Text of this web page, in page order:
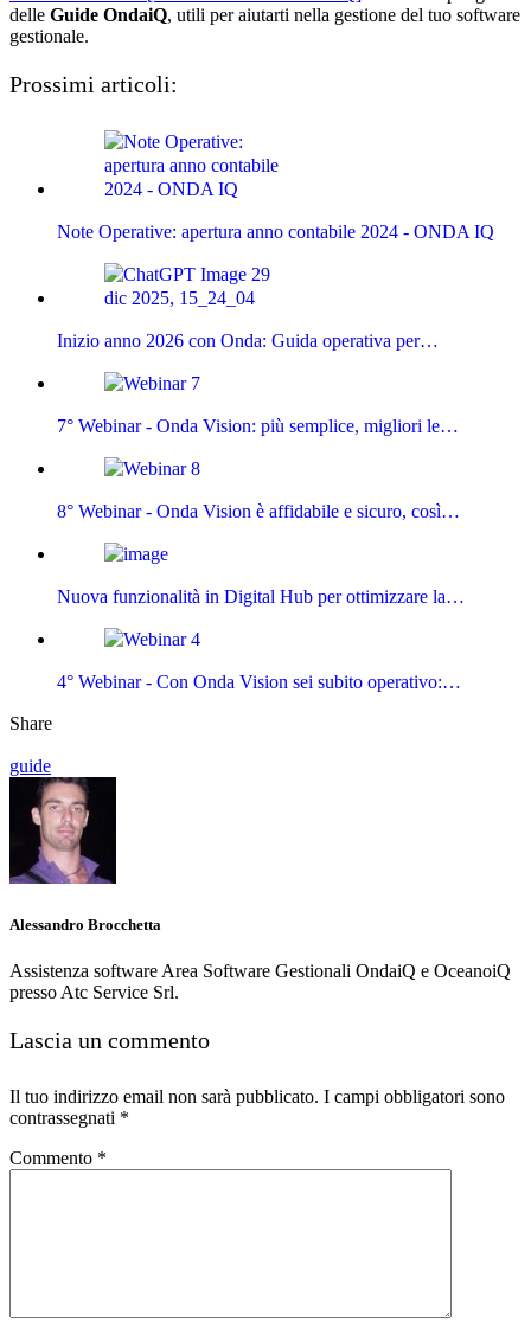
delle Guide OndaiQ, utili per aiutarti nella gestione del tuo software
gestionale.
Prossimi articoli:
Note Operative: apertura anno contabile 2024 - ONDA IQ
Inizio anno 2026 con Onda: Guida operativa per…
7° Webinar - Onda Vision: più semplice, migliori le…
8° Webinar - Onda Vision è affidabile e sicuro, così…
Nuova funzionalità in Digital Hub per ottimizzare la…
4° Webinar - Con Onda Vision sei subito operativo:…
Share
guide
Alessandro Brocchetta
Assistenza software Area Software Gestionali OndaiQ e OceanoiQ
presso Atc Service Srl.
Lascia un commento
Il tuo indirizzo email non sarà pubblicato. I campi obbligatori sono
contrassegnati *
Commento *